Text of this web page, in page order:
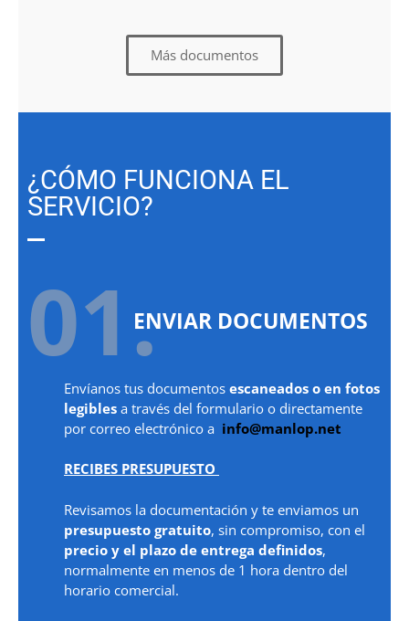
Más documentos
¿CÓMO FUNCIONA EL
SERVICIO?
01.ENVIAR DOCUMENTOS
Envíanos tus documentos escaneados o en fotos
legibles a través del formulario o directamente
por correo electrónico a info@manlop.net
RECIBES PRESUPUESTO
Revisamos la documentación y te enviamos un
presupuesto gratuito, sin compromiso, con el
precio y el plazo de entrega definidos,
normalmente en menos de 1 hora dentro del
horario comercial.